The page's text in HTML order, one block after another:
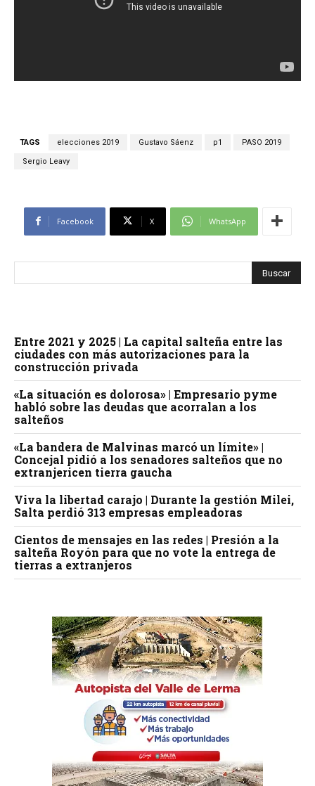
TAGS elecciones 2019 Gustavo Sáenz p1 PASO 2019
Sergio Leavy
Facebook X WhatsApp
Entre 2021 y 2025 | La capital salteña entre las
ciudades con más autorizaciones para la
construcción privada
«La situación es dolorosa» | Empresario pyme
habló sobre las deudas que acorralan a los
salteños
«La bandera de Malvinas marcó un límite» |
Concejal pidió a los senadores salteños que no
extranjericen tierra gaucha
Viva la libertad carajo | Durante la gestión Milei,
Salta perdió 313 empresas empleadoras
Cientos de mensajes en las redes | Presión a la
salteña Royón para que no vote la entrega de
tierras a extranjeros